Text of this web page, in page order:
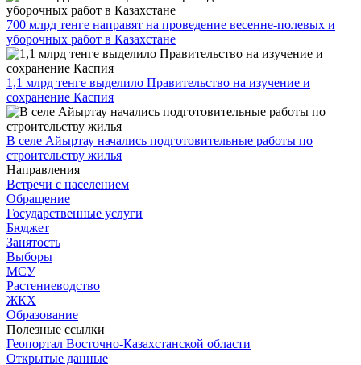
700 млрд тенге направят на проведение весенне-полевых и
уборочных работ в Казахстане
1,1 млрд тенге выделило Правительство на изучение и
сохранение Каспия
В селе Айыртау начались подготовительные работы по
строительству жилья
Направления
Встречи с населением
Обращение
Государственные услуги
Бюджет
Занятость
Выборы
МСУ
Растениеводство
ЖКХ
Образование
Полезные ссылки
Геопортал Восточно-Казахстанской области
Открытые данные